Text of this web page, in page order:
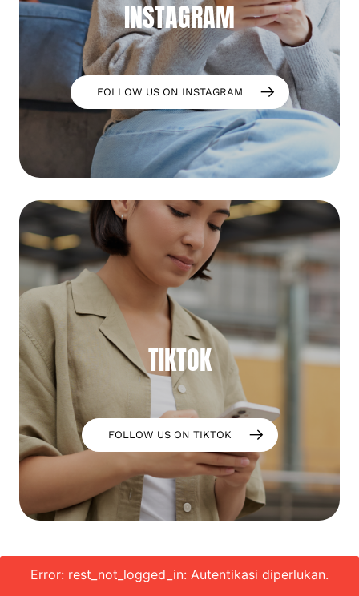
INSTAGRAM
FOLLOW US ON INSTAGRAM
TIKTOK
FOLLOW US ON TIKTOK
Error: rest_not_logged_in: Autentikasi diperlukan.